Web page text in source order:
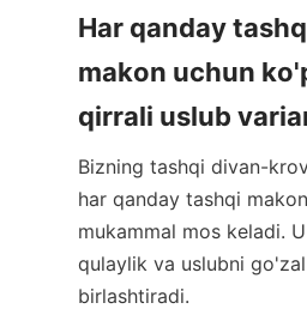
Har qanday
makon uchun
qirrali uslub
Bizning tashqi divan-
har qanday tashqi
mukammal mos keladi. U
qulaylik va uslubni
birlashtiradi.